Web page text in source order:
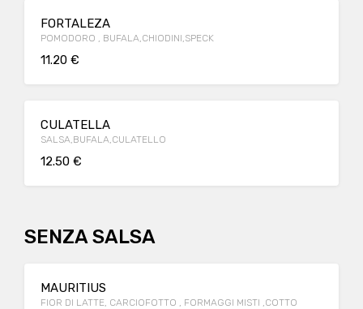
FORTALEZA
POMODORO , BUFALA,CHIODINI,SPECK
11.20 €
CULATELLA
SALSA,BUFALA,CULATELLO
12.50 €
SENZA SALSA
MAURITIUS
FIOR DI LATTE, CARCIOFOTTO , FORMAGGI MISTI ,COTTO